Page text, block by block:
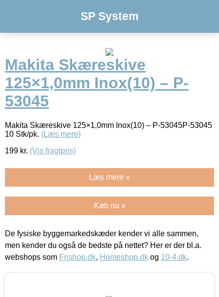
SP System
Makita Skæreskive
125×1,0mm Inox(10) – P-
53045
Makita Skæreskive 125×1,0mm Inox(10) – P-53045P-53045
10 Stk/pk. (Læs mere)
199 kr. (Vis fragtpris)
Læs mere »
Køb nu »
De fysiske byggemarkedskæder kender vi alle sammen,
men kender du også de bedste på nettet? Her er der bl.a.
webshops som Frishop.dk, Homeshop.dk og 10-4.dk.